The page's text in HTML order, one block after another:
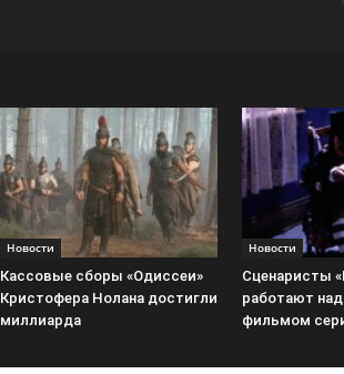
Новости
Кассовые сборы «Одиссеи»
Кристофера Нолана достигли
миллиарда
Новости
Сценаристы
работают
фильмом